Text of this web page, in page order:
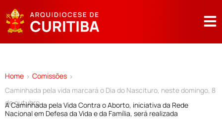
Home > Comissões >
Caminhada pela vida marcará o Dia do Nascituro, neste domingo, 8
de outubro
A Caminhada pela Vida Contra o Aborto, iniciativa da Rede
Nacional em Defesa da Vida e da Família, será realizada